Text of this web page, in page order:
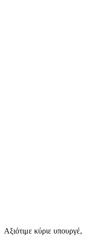
Aξιότιμε κύριε υπουργέ,